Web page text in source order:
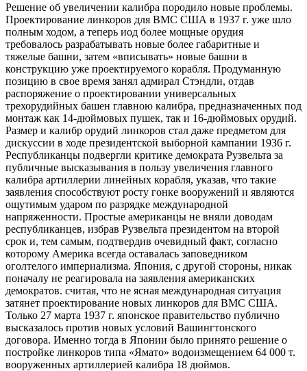
Решение об увеличении калибра породило новые проблемы.
Проектирование линкоров для ВМС США в 1937 г. уже шло
полным ходом, а теперь иод более мощные орудия
требовалось разрабатывать новые более габаритные и
тяжелые башни, затем «вписывать» новые башни в
конструкцию уже проектируемого корабля. Продуманную
позицию в свое время занял адмирал Стэндли, отдав
распоряжение о проектировании универсальных
трехорудийных башен главною калибра, предназначенных под
монтаж как 14-дюймовых пушек, так и 16-дюймовых орудий.
Размер и калибр орудий линкоров стал даже предметом для
дискуссии в ходе президентской выборной кампании 1936 г.
Республиканцы подвергли критике демократа Рузвельта за
публичные высказывания в пользу увеличения главного
калибра артиллерии линейных корабля, указав, что такие
заявления способствуют росту гонке вооружений и являются
ощутимым ударом по разрядке международной
напряженности. Простые американцы не вняли доводам
республиканцев, избрав Рузвельта президентом на второй
срок и, тем самым, подтвердив очевидный факт, согласно
которому Америка всегда оставалась заповедником
оголтелого империализма. Япония, с другой стороны, никак
поначалу не реагировала на заявления американских
демократов. считая, что не ясная международная ситуация
затянет проектирование новых линкоров для ВМС США.
Только 27 марта 1937 г. японское правительство публично
высказалось против новых условий Вашингтонского
договора. Именно тогда в Японии было принято решение о
постройке линкоров типа «Ямато» водоизмещением 64 000 т.
вооруженных артиллерией калибра 18 дюймов.